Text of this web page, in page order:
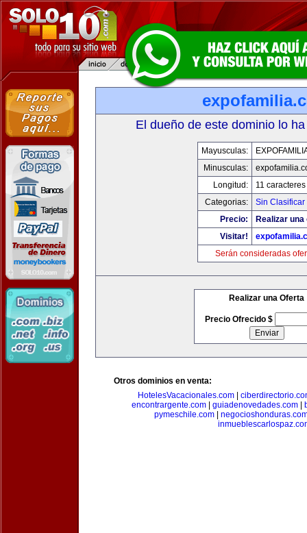
El dueño de este dominio lo
Mayusculas:
Minusculas:
Longitud:
11 caracteres
Categorias:
Sin Clasificar
Precio:
Realizar
Visitar!
Serán consideradas
Realizar una Oferta
Precio Ofrecido $
Otros dominios en venta:
HotelesVacacionales.com
encontrargente.com| guiadenovedades.com|
pymeschile.com|